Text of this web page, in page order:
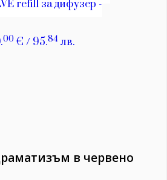
в червено